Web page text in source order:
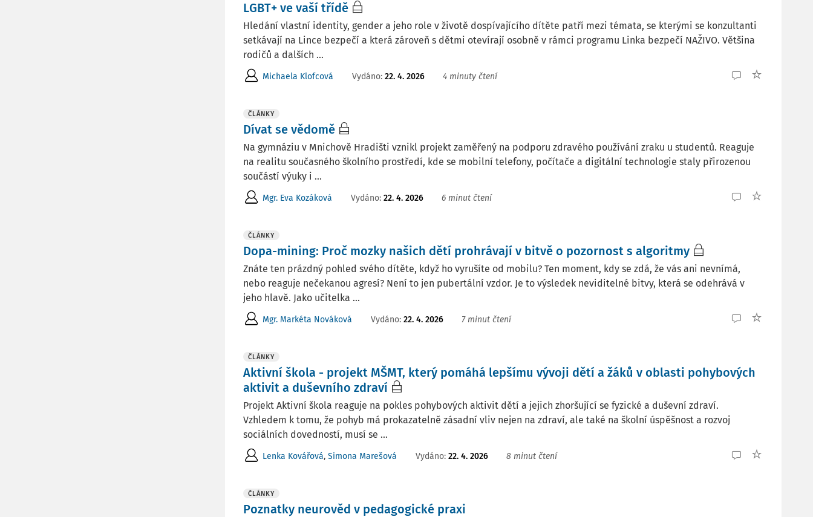
LGBT+ ve vaší třídě
Hledání vlastní identity, gender a jeho role v životě dospívajícího dítěte patří mezi témata, se kterými se konzultanti
setkávají na Lince bezpečí a která zároveň s dětmi otevírají osobně v rámci programu Linka bezpečí NAŽIVO. Většina
rodičů a dalších ...
Michaela Klofcová Vydáno: 22. 4. 2026 4 minuty čtení
ČLÁNKY
Dívat se vědomě
Na gymnáziu v Mnichově Hradišti vznikl projekt zaměřený na podporu zdravého používání zraku u studentů. Reaguje
na realitu současného školního prostředí, kde se mobilní telefony, počítače a digitální technologie staly přirozenou
součástí výuky i ...
Mgr. Eva Kozáková Vydáno: 22. 4. 2026 6 minut čtení
ČLÁNKY
Dopa-mining: Proč mozky našich dětí prohrávají v bitvě o pozornost s algoritmy
Znáte ten prázdný pohled svého dítěte, když ho vyrušíte od mobilu? Ten moment, kdy se zdá, že vás ani nevnímá,
nebo reaguje nečekanou agresí? Není to jen pubertální vzdor. Je to výsledek neviditelné bitvy, která se odehrává v
jeho hlavě. Jako učitelka ...
Mgr. Markéta Nováková Vydáno: 22. 4. 2026 7 minut čtení
ČLÁNKY
Aktivní škola - projekt MŠMT, který pomáhá lepšímu vývoji dětí a žáků v oblasti pohybových
aktivit a duševního zdraví
Projekt Aktivní škola reaguje na pokles pohybových aktivit dětí a jejich zhoršující se fyzické a duševní zdraví.
Vzhledem k tomu, že pohyb má prokazatelně zásadní vliv nejen na zdraví, ale také na školní úspěšnost a rozvoj
sociálních dovedností, musí se ...
Lenka Kovářová, Simona Marešová Vydáno: 22. 4. 2026 8 minut čtení
ČLÁNKY
Poznatky neurověd v pedagogické praxi